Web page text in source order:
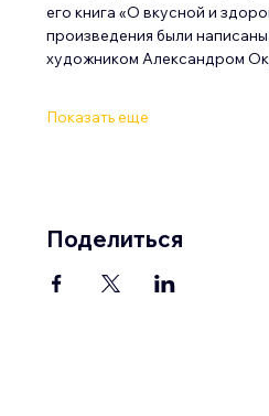
его книга «О вкусной и
произведения были
художником Александром
Показать еще
Поделиться